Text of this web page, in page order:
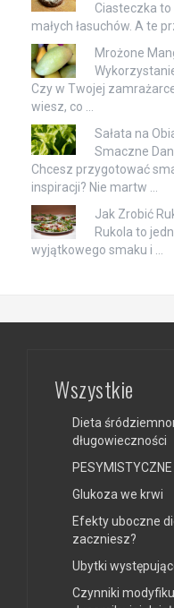
Ciasteczka
małych łasuchów. A te
Mrożone
Czy w Twojej
wiesz, co …
Sałata na
Smaczne
Chcesz przygotować
inspiracji? Nie martw …
Jak Zrobić
Rukola to
wyjątkowego smaku i …
Wszystkie
Dieta
długowieczności
Glukoza we krwi
Efekty uboczne
zaczniesz?
Ubytki
Czynniki